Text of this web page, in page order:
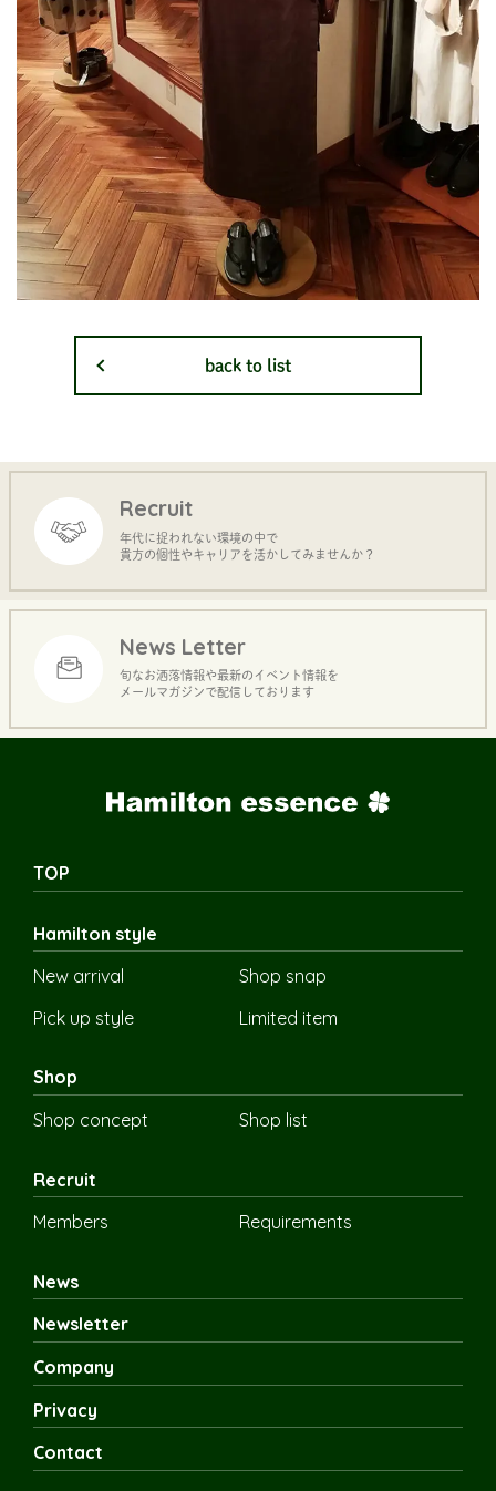
back to list
Recruit
年代に捉われない環境の中で
貴方の個性やキャリアを活かしてみませんか？
News Letter
旬なお洒落情報や最新のイベント情報を
メールマガジンで配信しております
TOP
Hamilton style
New arrival
Shop snap
Pick up style
Limited item
Shop
Shop concept
Shop list
Recruit
Members
Requirements
News
Newsletter
Company
Privacy
Contact